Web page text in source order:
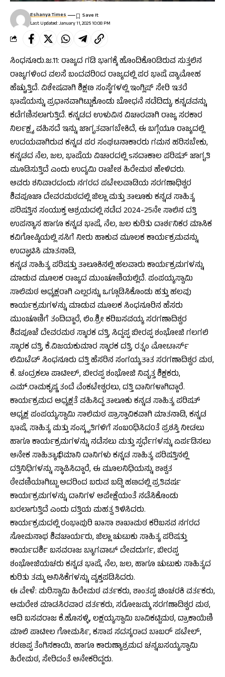
Last Updated: January 11, 2025 10:08 PM
Eshanya Times
ಸಿಂಧನೂರು.ಜ.11: ರಾಜ್ಯದ ಗಡಿ ಭಾಗಕ್ಕೆ ಹೊಂದಿಕೊ0ಡಿರುವ ಸುತ್ತಲಿನ
ರಾಜ್ಯಗಳಿಂದ ವಲಸೆ ಬಂದವರಿ0ದ ರಾಜ್ಯದಲ್ಲಿ ಪರ ಭಾಷೆ ವ್ಯಾಮೋಹ
ಹೆಚ್ಚುತ್ತಿದೆ. ವಿಶೇಷವಾಗಿ ಶಿಕ್ಷಣ ಸಂಸ್ಥೆಗಳಲ್ಲಿ ಇಂಗ್ಲಿಷ್ ಸೇರಿ ಇತರೆ
ಭಾಷೆಯನ್ನು ಪ್ರಧಾನವಾಗಿಟ್ಟುಕೊಂಡು ಬೋಧನೆ ನಡೆದಿದ್ದು, ಕನ್ನಡವನ್ನು
ಕಡೆಗಣಿಸಲಾಗುತ್ತಿದೆ. ಕನ್ನಡದ ಉಳುವಿನ ವಿಚಾರವಾಗಿ ರಾಜ್ಯ ಸರಕಾರ
ನಿರ್ಲಕ್ಷ್ಯ ವಹಿಸದೆ ಇನ್ನು ಜಾಗೃತವಾಗಬೇಕಿದೆ, ಈ ಬಗ್ಗೆಯೂ ರಾಜ್ಯದಲ್ಲಿ
ಉದಯವಾಗಿರುವ ಕನ್ನಡ ಪರ ಸಂಘಟನಾಕಾರರು ಗಮನ ಹರಿಸಬೇಕು,
ಕನ್ನಡದ ನೆಲ, ಜಲ, ಭಾಷೆಯ ವಿಚಾರದಲ್ಲಿ sಸದಾಕಾಲ ಪರಿಷತ್ ಜಾಗೃತಿ
ಮೂಡಿಸುತ್ತಿದೆ ಎಂದು ಉದ್ಯಮಿ ರಾಜೇಶ ಹಿರೇಮಠ ಹೇಳಿದರು.
ಅವರು ಶನಿವಾರದಂದು ನಗರದ ಪಟೇಲವಾಡಿಯ ಸರಗಣಾಧಿಶ್ವರ
ಶಿವಪೂಜಾ ದೇವರಮಠದಲ್ಲಿ ಜಿಲ್ಲಾ ಮತ್ತು ತಾಲೂಕು ಕನ್ನಡ ಸಾಹಿತ್ಯ
ಪರಿಷತ್ತಿನ ಸಂಯುಕ್ತ ಆಶ್ರಯದಲ್ಲಿ ನಡೆದ 2024-25ನೇ ಸಾಲಿನ ದತ್ತಿ
ಉಪನ್ಯಾಸ ಹಾಗೂ ಕನ್ನಡ ಭಾಷೆ, ನೆಲ, ಜಲ ಕುರಿತು ದಾರ್ಶನಿಕರ ಮಾಸಿಕ
ಕವಿಗೋಷ್ಠಿಯಲ್ಲಿ ಸಸಿಗೆ ನೀರು ಹಾಕುವ ಮೂಲಕ ಕಾರ್ಯಕ್ರಮವನ್ನು
ಉದ್ಘಾಟಿಸಿ ಮಾತನಾಡಿ,
ಕನ್ನಡ ಸಾಹಿತ್ಯ ಪರಿಷತ್ತು ತಾಲೂಕಿನಲ್ಲಿ ಹಲವಾರು ಕಾರ್ಯಕ್ರಮಗಳನ್ನು
ಮಾಡುವ ಮೂಲಕ ರಾಜ್ಯದ ಮುಂಚೂಣಿಯಲ್ಲಿದೆ. ಪಂಪಯ್ಯಸ್ವಾಮಿ
ಸಾಲಿಮಠ ಅಧ್ಯಕ್ಷರಾಗಿ ಎಲ್ಲರನ್ನು ಒಗ್ಗೂಡಿಸಿಕೊಂಡು ಹತ್ತು ಹಲವು
ಕಾರ್ಯಕ್ರಮಗಳನ್ನು ಮಾಡುವ ಮೂಲಕ ಸಿಂಧನೂರಿನ ಹೆಸರು
ಮುಂಚೂಣಿಗೆ ತಂದಿದ್ದಾರೆ, ಲಿಂ.ಶ್ರೀ ಕರಿಬಸವಯ್ಯ ಸರಗಣಾದಿಶ್ವರ
ಶಿವಪೂಜೆ ದೇವರಮಠ ಸ್ಮಾರಕ ದತ್ತಿ, ಸಿದ್ದಪ್ಪ ಬೀರಪ್ಪ ಶಂಭೋಜಿ ಗಲಗಲಿ
ಸ್ಮಾರಕ ದತ್ತಿ, ಕೆ.ವಿಜಯಕುಮಾರ ಸ್ಮಾರಕ ದತ್ತಿ, ರತ್ನಂ ಮೋಟಾರ್ಸ್
ಲಿಮಿಟೆಡ್ ಸಿಂಧನೂರು ದತ್ತಿ ಹೆಸರಿನ ಸಂಗಯ್ಯತಾತ ಸರಗಣಾದಿಶ್ವರ ಮಠ,
ಕೆ. ಚಂದ್ರಕಲಾ ಪಾಟೀಲ್, ಬೀರಪ್ಪ ಶಂಭೋಜಿ ನಿವೃತ್ತ ಶಿಕ್ಷಕರು,
ಎಮ್.ರಾಮಕೃಷ್ಣ ತಂದೆ ವೆಂಕಟೇಶ್ವರಲು, ದತ್ತಿ ದಾನಿಗಳಾಗಿದ್ದಾರೆ.
ಕಾರ್ಯಕ್ರಮದ ಅಧ್ಯಕ್ಷತೆ ವಹಿಸಿದ್ದ ತಾಲೂಕು ಕನ್ನಡ ಸಾಹಿತ್ಯ ಪರಿಷತ್
ಅಧ್ಯಕ್ಷ ಪಂಪಯ್ಯಸ್ವಾಮಿ ಸಾಲಿಮಠ ಪ್ರಾಸ್ತಾವಿಕವಾಗಿ ಮಾತನಾಡಿ, ಕನ್ನಡ
ಭಾಷೆ, ಸಾಹಿತ್ಯ ಮತ್ತು ಸಂಸ್ಕೃತಿಗಳಿಗೆ ಸಂಬ0ಧಿಸಿದ0ತೆ ಪ್ರಶಸ್ತಿ ನೀಡಲು
ಹಾಗೂ ಕಾರ್ಯಕ್ರಮಗಳನ್ನು ನಡೆಸಲು ಮತ್ತು ಸ್ಪರ್ಧೆಗಳನ್ನು ಏರ್ಪಡಿಸಲು
ಅನೇಕ ಸಾಹಿತ್ಯಾಭಿಮಾನಿ ದಾನಿಗಳು ಕನ್ನಡ ಸಾಹಿತ್ಯ ಪರಿಷತ್ತಿನಲ್ಲಿ
ದತ್ತಿನಿಧಿಗಳನ್ನು ಸ್ಥಾಪಿಸಿದ್ದಾರೆ, ಈ ಮೂಲನಿಧಿಯನ್ನು ಶಾಶ್ವತ
ಠೇವಣಿಯಾಗಿಟ್ಟು ಅದರಿಂದ ಬರುವ ಬಡ್ಡಿ ಹಣದಲ್ಲಿ ಪ್ರತಿವರ್ಷ
ಕಾರ್ಯಕ್ರಮಗಳನ್ನು ದಾನಿಗಳ ಅಪೇಕ್ಷೆಯಂತೆ ನಡೆಸಿಕೊಂಡು
ಬರಲಾಗುತ್ತಿದೆ ಎಂದು ದತ್ತಿಯ ಮಹತ್ವ ತಿಳಿಸಿದರು.
ಕಾರ್ಯಕ್ರಮದಲ್ಲಿ ರಂಭಾಪುರಿ ಖಾಸಾ ಶಾಖಾಮಠ ಕರಿಬಸವ ನಗರದ
ಸೋಮನಾಥ ಶಿವಚಾರ್ಯರು, ಜಿಲ್ಲಾ ಚುಟುಕು ಸಾಹಿತ್ಯ ಪರಿಷತ್ತು
ಕಾರ್ಯದರ್ಶಿ ಬಸವರಾಜ ಬ್ಯಾಗವಾಟ್ ದೇವದುರ್ಗ, ಬೀರಪ್ಪ
ಶಂಭೋಜಿಯಚರು ಕನ್ನಡ ಭಾಷೆ, ನೆಲ, ಜಲ, ಹಾಗೂ ಚುಟುಕು ಸಾಹಿತ್ಯದ
ಕುರಿತು ತಮ್ಮ ಅನಿಸಿಕೆಗಳನ್ನು ವ್ಯಕ್ತಪಡಿಸಿದರು.
ಈ ವೇಳೆ: ಮರಿಸ್ವಾಮಿ ಹಿರೇಮಠ ವರ್ತಕರು, ಶಾಂತಪ್ಪ ಚಿಂಚರಕಿ ವರ್ತಕರು,
ಅಮರೇಶ ಮಾಡಸಿರವಾರ ವರ್ತಕರು, ಸರೋಜಮ್ಮ ಸರಗಣಾದಿಶ್ವರ ಮಠ,
ಆದಿ ಬಸವರಾಜ ಕೆ.ಹೊಸಳ್ಳಿ, ಲಕ್ಷಯ್ಯಸ್ವಾಮಿ ಬಾವಿಕಟ್ಟಿಮಠ, ದ್ರಾಕಾಯಿಣಿ
ಮಾಲಿ ಪಾಟೀಲ ಗೋಮರ್ಸಿ, ಕಸಾಪ ಸದಸ್ಯರಾದ ಬಾಬರ್ ಪಟೇಲ್,
ಶರಣಪ್ಪ ತೆಂಗಿನಕಾಯಿ, ಹಾಗೂ ಕಾರುಣ್ಯಾಶ್ರಮದ ಚನ್ನಬಸಯ್ಯಸ್ವಾಮಿ
ಹಿರೇಮಠ, ಸೇರಿದಂತೆ ಅನೇಕರಿದ್ದರು.